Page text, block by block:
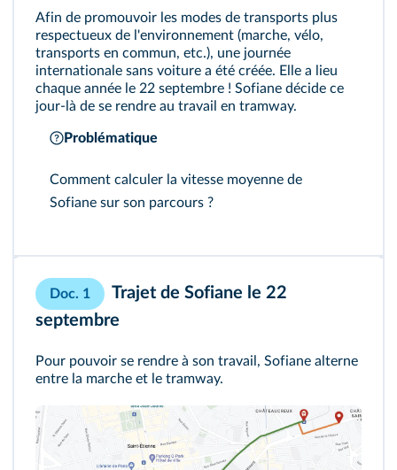
Afin de promouvoir les modes de transports plus
respectueux de l'environnement (marche, vélo,
transports en commun, etc.), une journée
internationale sans voiture a été créée. Elle a lieu
chaque année le 22 septembre ! Sofiane décide ce
jour‑là de se rendre au travail en tramway.
Problématique
Comment calculer la vitesse moyenne de
Sofiane sur son parcours ?
Doc. 1
Trajet de Sofiane le 22
septembre
Pour pouvoir se rendre à son travail, Sofiane alterne
entre la marche et le tramway.